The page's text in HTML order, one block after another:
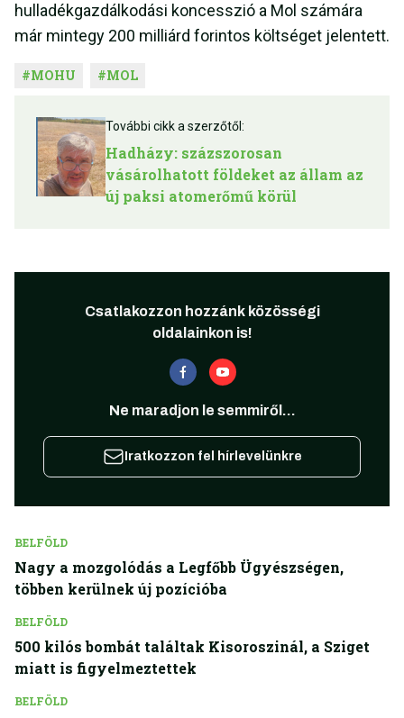
hulladékgazdálkodási koncesszió a Mol számára
már mintegy 200 milliárd forintos költséget jelentett.
#MOHU #MOL
További cikk a szerzőtől:
Hadházy: százszorosan
vásárolhatott földeket az állam az
új paksi atomerőmű körül
Csatlakozzon hozzánk közösségi
oldalainkon is!
Ne maradjon le semmiről...
Iratkozzon fel hírlevelünkre
BELFÖLD
Nagy a mozgolódás a Legfőbb Ügyészségen,
többen kerülnek új pozícióba
BELFÖLD
500 kilós bombát találtak Kisoroszinál, a Sziget
miatt is figyelmeztettek
BELFÖLD